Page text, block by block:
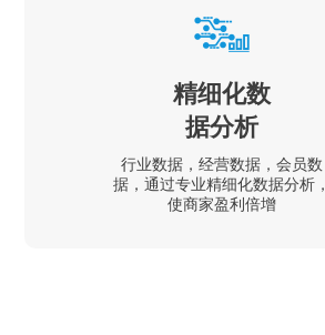
精细化数
据分析
行业数据，经营数据，会员数
据，通过专业精细化数据分析，
使商家盈利倍增